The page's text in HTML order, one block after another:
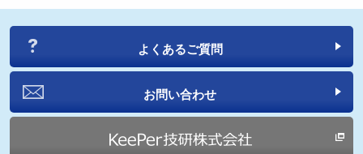
よくあるご質問
お問い合わせ